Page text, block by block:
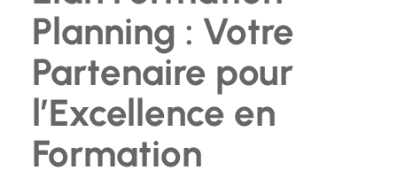
Planning : Votre
Partenaire pour
l’Excellence en
Formation